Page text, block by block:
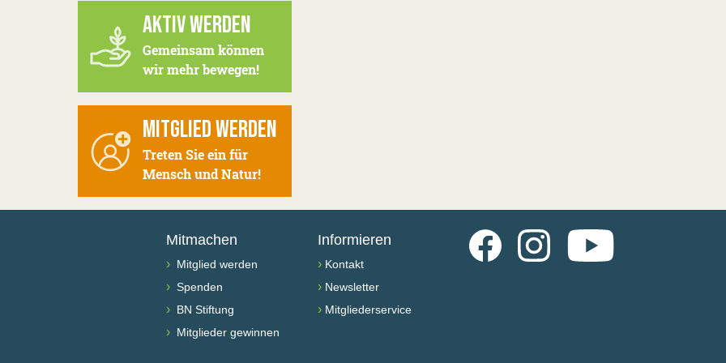
AKTIV WERDEN
Gemeinsam können
wir mehr bewegen!
MITGLIED WERDEN
Treten Sie ein für
Mensch und Natur!
Mitmachen
› Mitglied werden
› Spenden
› BN Stiftung
› Mitglieder gewinnen
Informieren
› Kontakt
› Newsletter
› Mitgliederservice
FacebookInstagramYouTube